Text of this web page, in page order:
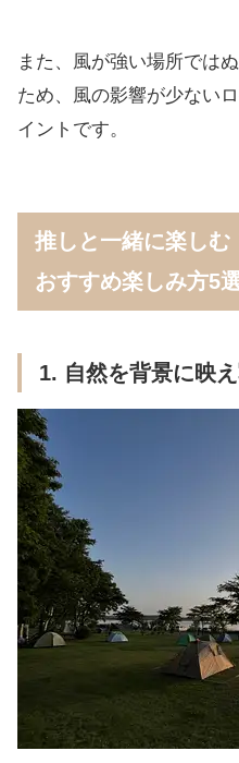
また、風が強い場所では
ため、風の影響が少ない
イントです。
推しと一緒に楽し
おすすめ楽しみ方5
1. 自然を背景に映